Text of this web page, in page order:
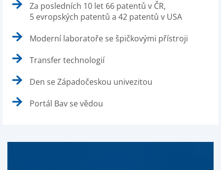
Za posledních 10 let 66 patentů v ČR,
5 evropských patentů a 42 patentů v USA
Moderní laboratoře se špičkovými přístroji
Transfer technologií
Den se Západočeskou univezitou
Portál Bav se vědou